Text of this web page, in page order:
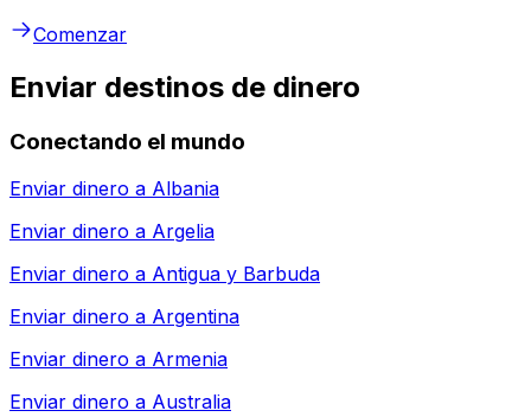
Comenzar
Enviar destinos de dinero
Conectando el mundo
Enviar dinero a Albania
Enviar dinero a Argelia
Enviar dinero a Antigua y Barbuda
Enviar dinero a Argentina
Enviar dinero a Armenia
Enviar dinero a Australia